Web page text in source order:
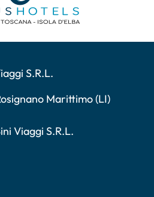
S.R.L.
Marittimo (LI)
Viaggi S.R.L.